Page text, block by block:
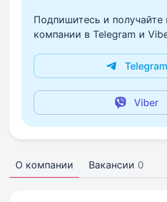
Подпишитесь и получайте
компании в Telegram и
Telegram
Viber
О компании Вакансии 0